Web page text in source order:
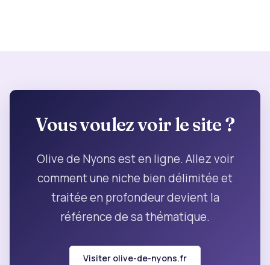
Vous voulez voir le site ?
Olive de Nyons est en ligne. Allez voir
comment une niche bien délimitée et
traitée en profondeur devient la
référence de sa thématique.
Visiter olive-de-nyons.fr